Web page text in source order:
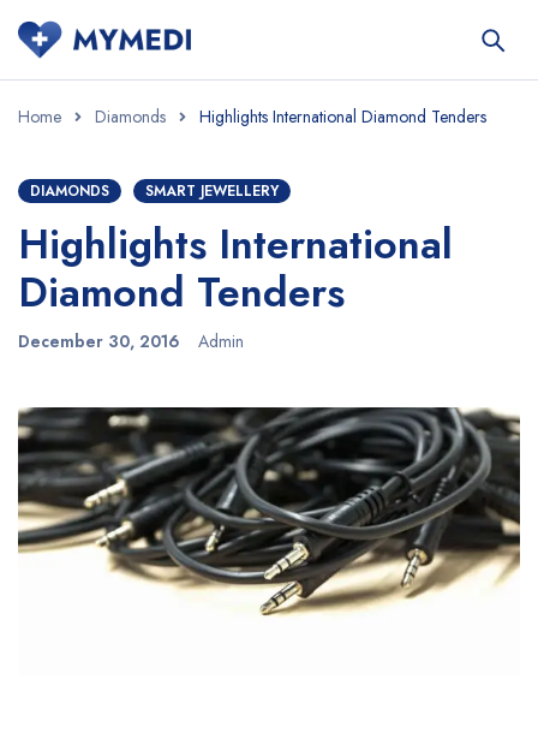
Home Diamonds Highlights International Diamond Tenders
DIAMONDS SMART JEWELLERY
Highlights International
Diamond Tenders
December 30, 2016 Admin